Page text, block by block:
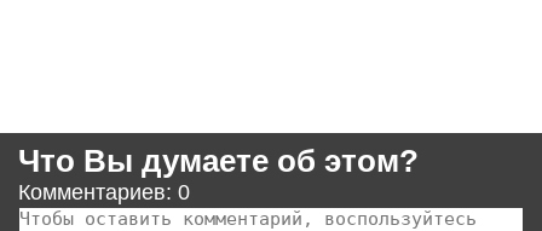
Что Вы думаете об этом?
Комментариев: 0